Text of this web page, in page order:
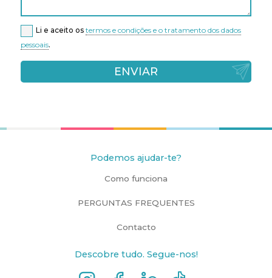
Li e aceito ostermos e condições e o tratamento dos dados
pessoais.
Podemos ajudar-te?
Como funciona
PERGUNTAS FREQUENTES
Contacto
Descobre tudo. Segue-nos!